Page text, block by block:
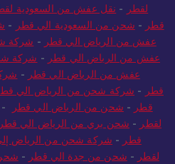
لقطر - نقل عفش من السعودية
قطر - شحن من السعودية الي قطر -
عفش من الرياض الي قطر - شركة
عفش من الرياض الي قطر - شركة
عفش من الرياض الي قطر -
قطر - شركة شحن من الرياض الي
قطر - شحن من الرياض الي قطر -
لقطر - شحن بري من الرياض الي قطر
قطر - شركة شحن من الرياض
لقطر - شحن من جدة الي قطر -